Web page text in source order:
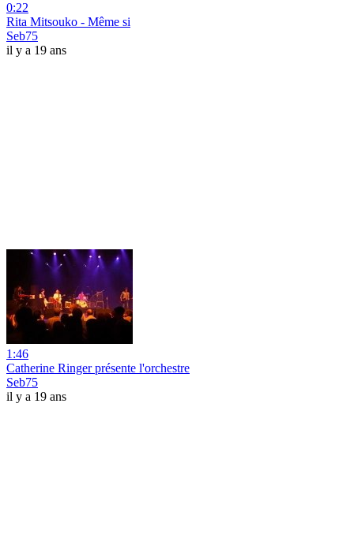
0:22
Rita Mitsouko - Même si
Seb75
il y a 19 ans
1:46
Catherine Ringer présente l'orchestre
Seb75
il y a 19 ans